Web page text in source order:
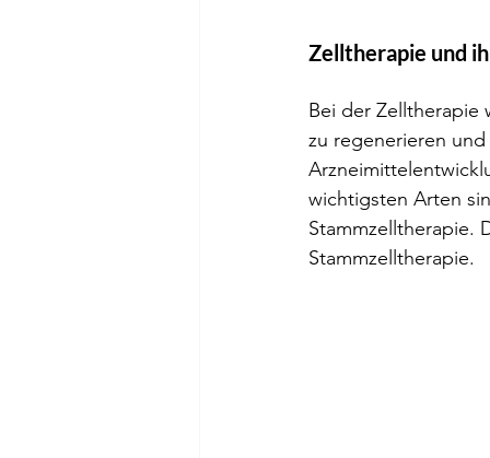
Zelltherapie und
Bei der
zu regenerieren
wichtigsten Arten
Stammzelltherapie.
Stammzelltherapie.